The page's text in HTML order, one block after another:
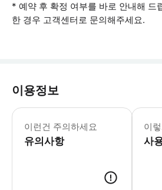
* 예약 후 확정 여부를 바로 안내해 드
한 경우 고객센터로 문의해주세요.
이용정보
이런건 주의하세요
유의사항
- 예약
- 사용
이
사